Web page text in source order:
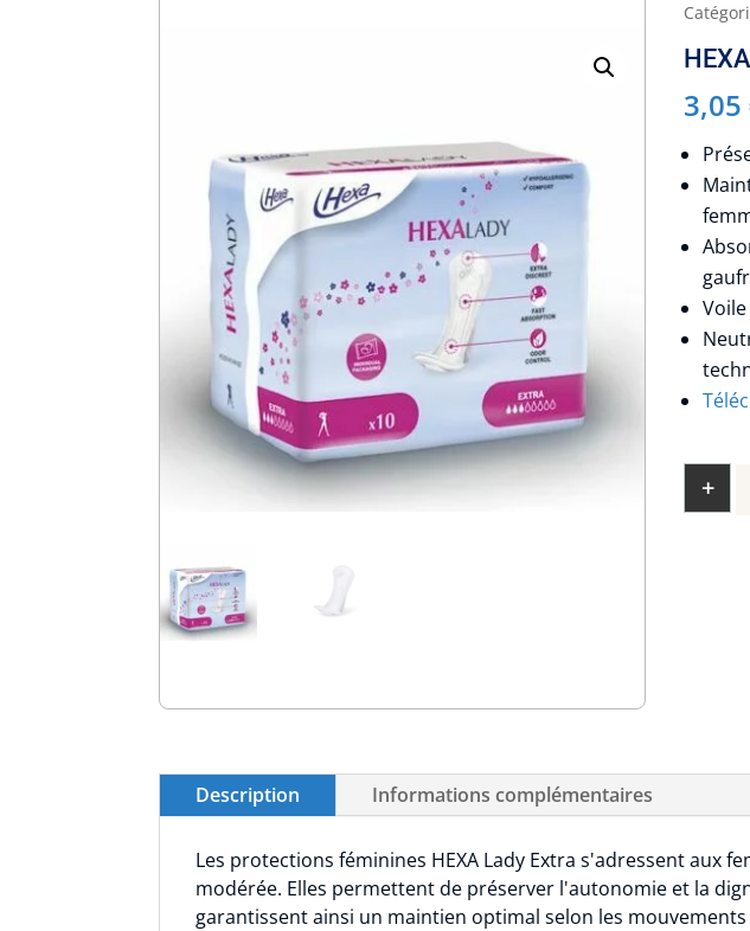
3,05
+
Description Informations complémentaires
Les protections féminines HEXA Lady Extra s'adressent aux
modérée. Elles permettent de préserver l'autonomie et la
garantissent ainsi un maintien optimal selon les